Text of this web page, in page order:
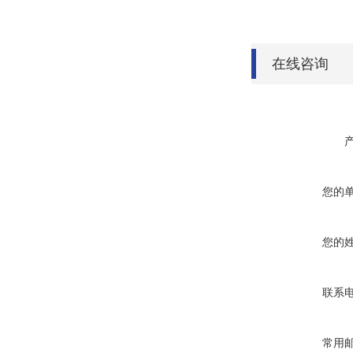
在线咨询
您的
您的
联系
常用